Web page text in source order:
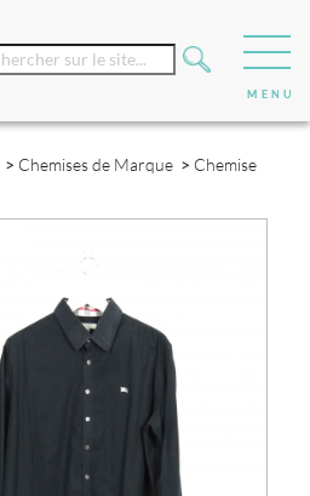
> Chemises de Marque > Chemise